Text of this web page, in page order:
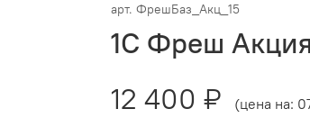
арт. ФрешБаз_Акц_15
1С Фреш
12 400 ₽
(цена на: